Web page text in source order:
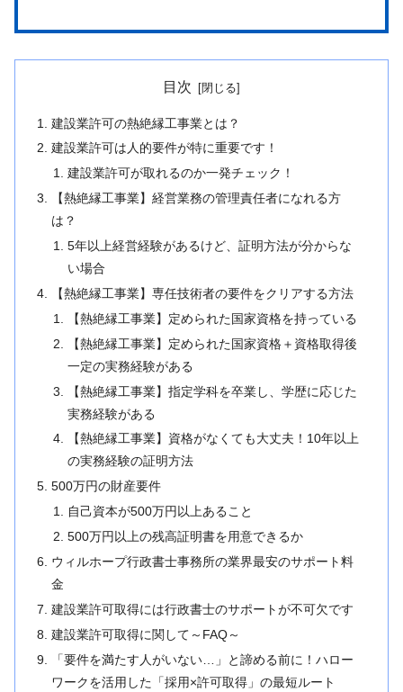
目次
建設業許可の熱絶縁工事業とは？
建設業許可は人的要件が特に重要です！
建設業許可が取れるのか一発チェック！
【熱絶縁工事業】経営業務の管理責任者になれる方
は？
5年以上経営経験があるけど、証明方法が分からな
い場合
【熱絶縁工事業】専任技術者の要件をクリアする方法
【熱絶縁工事業】定められた国家資格を持っている
【熱絶縁工事業】定められた国家資格＋資格取得後
一定の実務経験がある
【熱絶縁工事業】指定学科を卒業し、学歴に応じた
実務経験がある
【熱絶縁工事業】資格がなくても大丈夫！10年以上
の実務経験の証明方法
500万円の財産要件
自己資本が500万円以上あること
500万円以上の残高証明書を用意できるか
ウィルホープ行政書士事務所の業界最安のサポート料
金
建設業許可取得には行政書士のサポートが不可欠です
建設業許可取得に関して～FAQ～
「要件を満たす人がいない…」と諦める前に！ハロー
ワークを活用した「採用×許可取得」の最短ルート